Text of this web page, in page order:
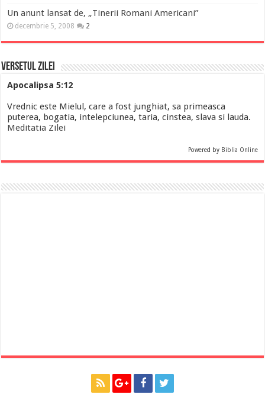
Un anunt lansat de, „Tinerii Romani Americani”
decembrie 5, 2008 2
Versetul Zilei
Apocalipsa 5:12
Vrednic este Mielul, care a fost junghiat, sa primeasca
puterea, bogatia, intelepciunea, taria, cinstea, slava si lauda.
Meditatia Zilei
Powered by Biblia Online